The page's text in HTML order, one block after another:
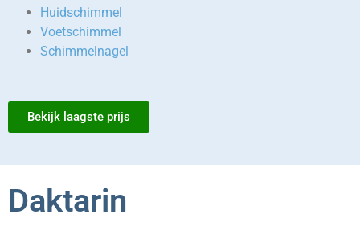
Huidschimmel
Voetschimmel
Schimmelnagel
Bekijk laagste prijs
Daktarin